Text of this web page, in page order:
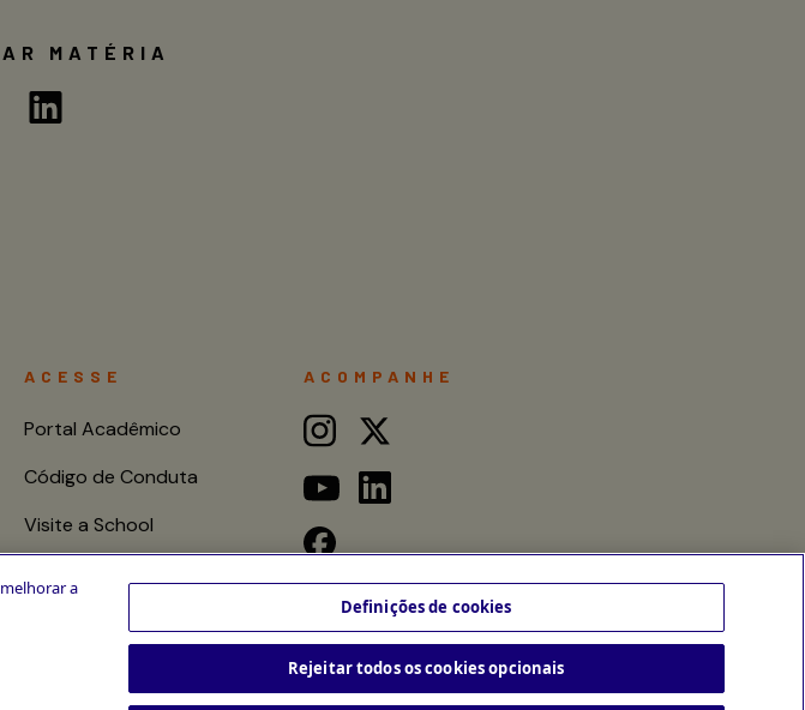
MATÉRIA
ACESSE
Portal Acadêmico
Código de Conduta
Visite a School
ACOMPANHE
a
Definições de cookies
Rejeitar todos os cookies opcionais